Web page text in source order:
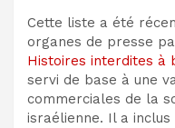
Cette liste a été
organes de presse
Histoires interdites à
servi de base à une
commerciales de la
israélienne. Il a inclus